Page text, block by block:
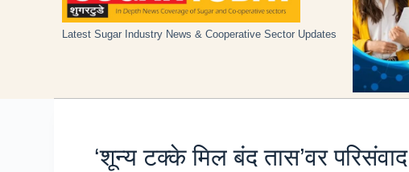
Latest Sugar Industry News & Cooperative Sector Updates
‘शून्य टक्के मिल बंद तास’वर परिसंवाद